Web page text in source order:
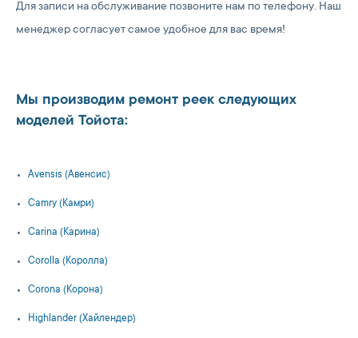
Для записи на обслуживание позвоните нам по телефону. Наш
менеджер согласует самое удобное для вас время!
Мы производим ремонт реек следующих
моделей Тойота:
Avensis (Авенсис)
Camry (Камри)
Carina (Карина)
Corolla (Королла)
Corona (Корона)
Highlander (Хайлендер)